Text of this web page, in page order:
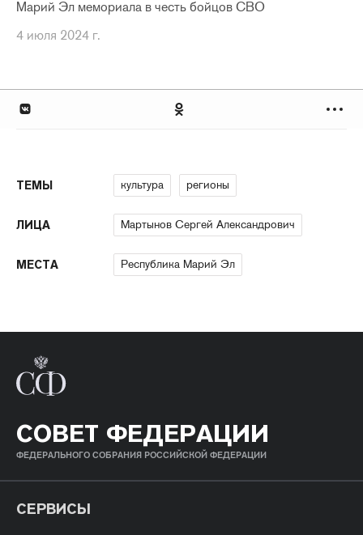
Марий Эл мемориала в честь бойцов СВО
4 июля 2024 г.
ТЕМЫ культура регионы
ЛИЦА Мартынов Сергей Александрович
МЕСТА Республика Марий Эл
СОВЕТ ФЕДЕРАЦИИ
ФЕДЕРАЛЬНОГО СОБРАНИЯ РОССИЙСКОЙ ФЕДЕРАЦИИ
СЕРВИСЫ